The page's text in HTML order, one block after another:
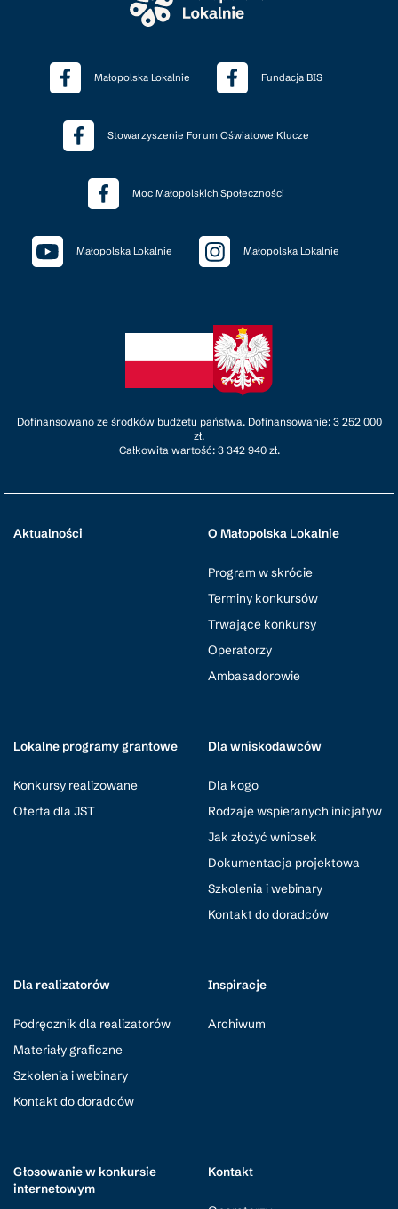
Małopolska Lokalnie Fundacja BIS
Stowarzyszenie Forum Oświatowe Klucze
Moc Małopolskich Społeczności
Małopolska Lokalnie Małopolska Lokalnie
Dofinansowano ze środków budżetu państwa. Dofinansowanie: 3 252 000
zł.
Całkowita wartość: 3 342 940 zł.
Aktualności O Małopolska Lokalnie
Program w skrócie
Terminy konkursów
Trwające konkursy
Operatorzy
Ambasadorowie
Lokalne programy grantowe
Konkursy realizowane
Oferta dla JST
Dla wniskodawców
Dla kogo
Rodzaje wspieranych inicjatyw
Jak złożyć wniosek
Dokumentacja projektowa
Szkolenia i webinary
Kontakt do doradców
Dla realizatorów
Podręcznik dla realizatorów
Materiały graficzne
Szkolenia i webinary
Kontakt do doradców
Inspiracje
Archiwum
Głosowanie w konkursie
internetowym
Kontakt